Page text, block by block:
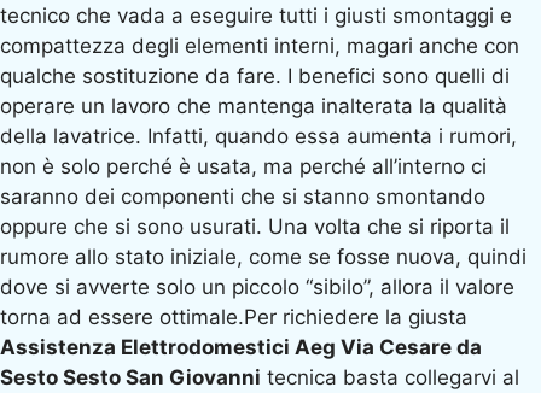
tecnico che vada a eseguire tutti i giusti smontaggi e
compattezza degli elementi interni, magari anche con
qualche sostituzione da fare. I benefici sono quelli di
operare un lavoro che mantenga inalterata la qualità
della lavatrice. Infatti, quando essa aumenta i rumori,
non è solo perché è usata, ma perché all’interno ci
saranno dei componenti che si stanno smontando
oppure che si sono usurati. Una volta che si riporta il
rumore allo stato iniziale, come se fosse nuova, quindi
dove si avverte solo un piccolo “sibilo”, allora il valore
torna ad essere ottimale.Per richiedere la giusta
Assistenza Elettrodomestici Aeg Via Cesare da
Sesto Sesto San Giovanni tecnica basta collegarvi al